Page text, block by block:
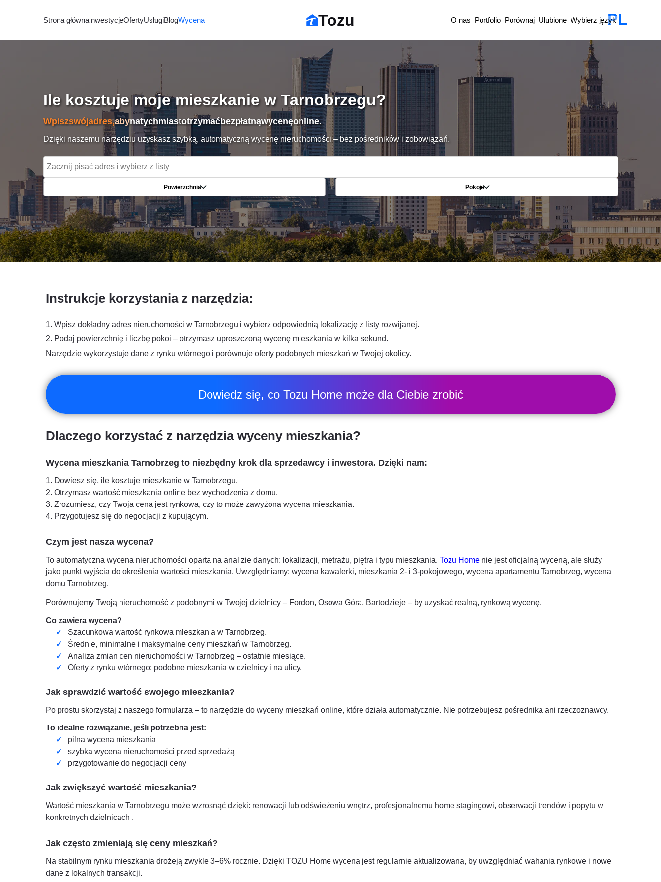
Strona głównaInwestycjeOfertyUsługiBlogWycena Tozu O nas Portfolio Porównaj Ulubione Wybierz językPL
Ile kosztuje moje mieszkanie w Tarnobrzegu?
Wpiszswójadres,abynatychmiastotrzymaćbezpłatnąwycenęonline.
Dzięki naszemu narzędziu uzyskasz szybką, automatyczną wycenę nieruchomości – bez pośredników i zobowiązań.
Powierzchnia Pokoje
Instrukcje korzystania z narzędzia:
1. Wpisz dokładny adres nieruchomości w Tarnobrzegu i wybierz odpowiednią lokalizację z listy rozwijanej.
2. Podaj powierzchnię i liczbę pokoi – otrzymasz uproszczoną wycenę mieszkania w kilka sekund.
Narzędzie wykorzystuje dane z rynku wtórnego i porównuje oferty podobnych mieszkań w Twojej okolicy.
Dowiedz się, co Tozu Home może dla Ciebie zrobić
Dlaczego korzystać z narzędzia wyceny mieszkania?
Wycena mieszkania Tarnobrzeg to niezbędny krok dla sprzedawcy i inwestora. Dzięki nam:
1. Dowiesz się, ile kosztuje mieszkanie w Tarnobrzegu.
2. Otrzymasz wartość mieszkania online bez wychodzenia z domu.
3. Zrozumiesz, czy Twoja cena jest rynkowa, czy to może zawyżona wycena mieszkania.
4. Przygotujesz się do negocjacji z kupującym.
Czym jest nasza wycena?
To automatyczna wycena nieruchomości oparta na analizie danych: lokalizacji, metrażu, piętra i typu mieszkania. Tozu Homenie jest oficjalną wyceną, ale służy
jako punkt wyjścia do określenia wartości mieszkania. Uwzględniamy: wycena kawalerki, mieszkania 2- i 3-pokojowego, wycena apartamentu Tarnobrzeg, wycena
domu Tarnobrzeg.
Porównujemy Twoją nieruchomość z podobnymi w Twojej dzielnicy – Fordon, Osowa Góra, Bartodzieje – by uzyskać realną, rynkową wycenę.
Co zawiera wycena?
Szacunkowa wartość rynkowa mieszkania w Tarnobrzeg.
Średnie, minimalne i maksymalne ceny mieszkań w Tarnobrzeg.
Analiza zmian cen nieruchomości w Tarnobrzeg – ostatnie miesiące.
Oferty z rynku wtórnego: podobne mieszkania w dzielnicy i na ulicy.
Jak sprawdzić wartość swojego mieszkania?
Po prostu skorzystaj z naszego formularza – to narzędzie do wyceny mieszkań online, które działa automatycznie. Nie potrzebujesz pośrednika ani rzeczoznawcy.
To idealne rozwiązanie, jeśli potrzebna jest:
pilna wycena mieszkania
szybka wycena nieruchomości przed sprzedażą
przygotowanie do negocjacji ceny
Jak zwiększyć wartość mieszkania?
Wartość mieszkania w Tarnobrzegu może wzrosnąć dzięki: renowacji lub odświeżeniu wnętrz, profesjonalnemu home stagingowi, obserwacji trendów i popytu w
konkretnych dzielnicach .
Jak często zmieniają się ceny mieszkań?
Na stabilnym rynku mieszkania drożeją zwykle 3–6% rocznie. Dzięki TOZU Home wycena jest regularnie aktualizowana, by uwzględniać wahania rynkowe i nowe
dane z lokalnych transakcji.